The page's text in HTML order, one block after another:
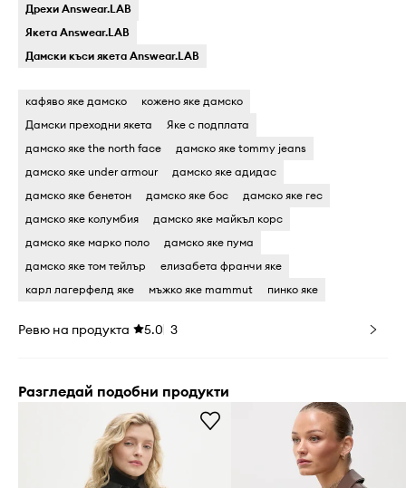
Дрехи Answear.LAB
Якета Answear.LAB
Дамски къси якета Answear.LAB
кафяво яке дамско
кожено яке дамско
Дамски преходни якета
Яке с подплата
дамско яке the north face
дамско яке tommy jeans
дамско яке under armour
дамско яке адидас
дамско яке бенетон
дамско яке бос
дамско яке гес
дамско яке колумбия
дамско яке майкъл корс
дамско яке марко поло
дамско яке пума
дамско яке том тейлър
елизабета франчи яке
карл лагерфелд яке
мъжко яке mammut пинко яке
Ревю на продукта 5.0 3
Разгледай подобни продукти